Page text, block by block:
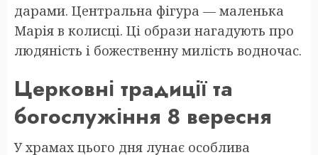
дарами. Центральна фігура — маленька
Марія в колисці. Ці образи нагадують про
людяність і божественну милість водночас.
Церковні традиції та
богослужіння 8 вересня
У храмах цього дня лунає особлива